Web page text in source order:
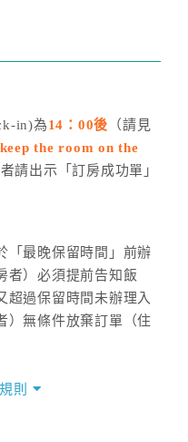
日計算及辦理。
in)為14：00後 （請見
the room on the
請出示「訂房成功單」
「最晚保留時間」前辦
者）必須提前告知飯
超過保留時間未辦理入
）無條件放棄訂單（住
則